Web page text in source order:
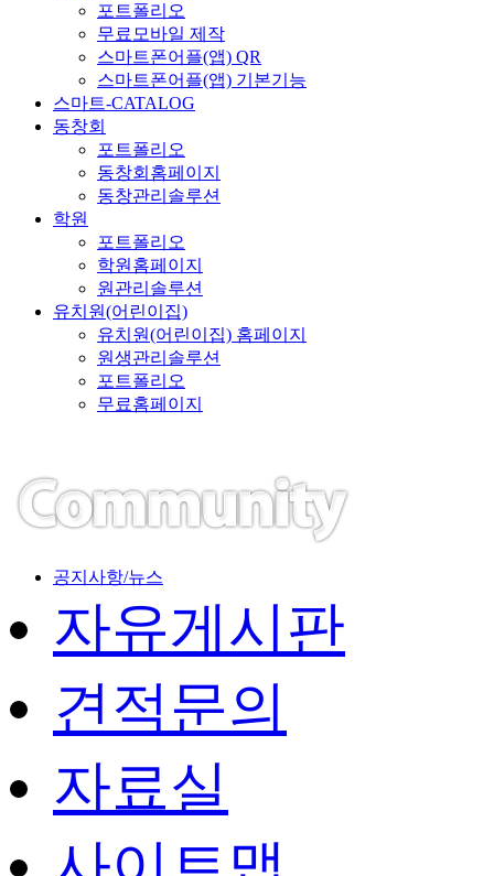
포트폴리오
무료모바일 제작
스마트폰어플(앱) QR
스마트폰어플(앱) 기본기능
스마트-CATALOG
동창회
포트폴리오
동창회홈페이지
동창관리솔루션
학원
포트폴리오
학원홈페이지
원관리솔루션
유치원(어린이집)
유치원(어린이집) 홈페이지
원생관리솔루션
포트폴리오
무료홈페이지
공지사항/뉴스
자유게시판
견적문의
자료실